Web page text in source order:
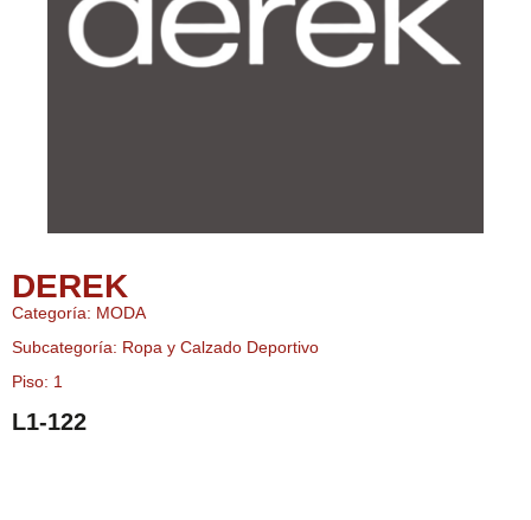
DEREK
Categoría: MODA
Subcategoría: Ropa y Calzado Deportivo
Piso: 1
L1-122